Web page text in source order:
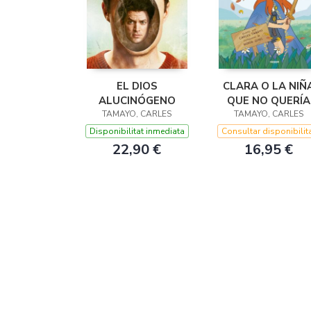
EL DIOS
ALUCINÓGENO
TAMAYO, CARLES
Disponibilitat inmediata
22,90 €
CLARA O LA
QUE NO QUERÍA
CRECER
TAMAYO, CARLES
Consultar
16,95 €